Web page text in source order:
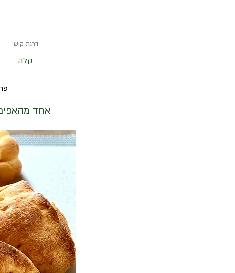
דרגת קושי
קלה
אחד